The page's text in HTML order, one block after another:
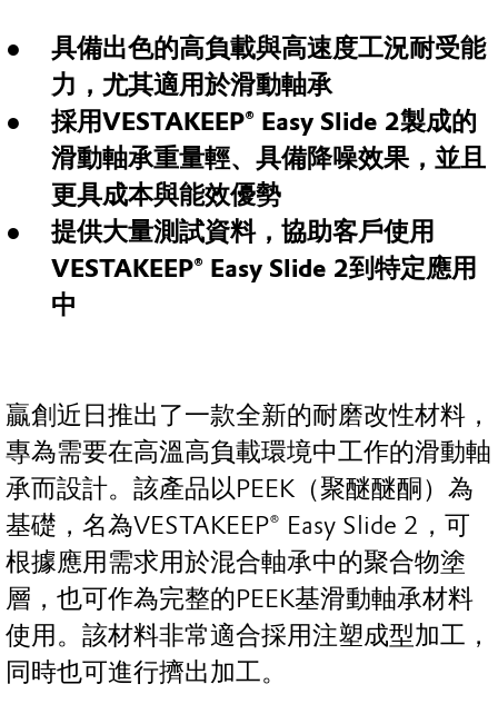
具備出色的高負載與高速度工況耐受能
力，尤其適用於滑動軸承
採用VESTAKEEP® Easy Slide 2製成的
滑動軸承重量輕、具備降噪效果，並且
更具成本與能效優勢
提供大量測試資料，協助客戶使用
VESTAKEEP® Easy Slide 2到特定應用
中
贏創近日推出了一款全新的耐磨改性材料，
專為需要在高溫高負載環境中工作的滑動軸
承而設計。該產品以PEEK（聚醚醚酮）為
基礎，名為VESTAKEEP® Easy Slide 2，可
根據應用需求用於混合軸承中的聚合物塗
層，也可作為完整的PEEK基滑動軸承材料
使用。該材料非常適合採用注塑成型加工，
同時也可進行擠出加工。